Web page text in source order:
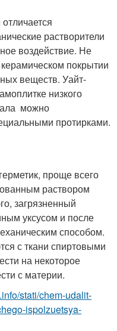
растворители
воздействие. Не
покрытии
веществ. Уайт-
низкого
можно
протирками.
проще всего
раствором
загрязненный
уксусом и после
способом.
с ткани спиртовыми
на некоторое
с материи.
stati/chem-udalit-
ispolzuetsya-